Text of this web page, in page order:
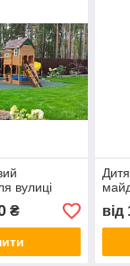
вулиці
₴ від